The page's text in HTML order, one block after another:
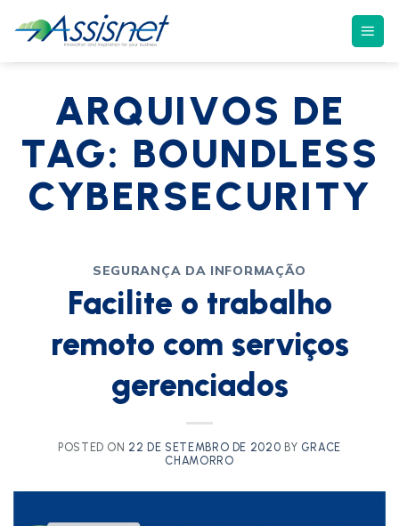
ARQUIVOS DE
TAG: BOUNDLESS
CYBERSECURITY
SEGURANÇA DA INFORMAÇÃO
Facilite o trabalho
remoto com serviços
gerenciados
POSTED ON 22 DE SETEMBRO DE 2020 BY GRACE
CHAMORRO